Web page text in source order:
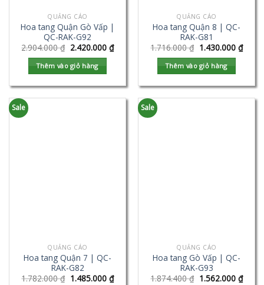
QUẢNG CÁO
Hoa tang Quận Gò Vấp |
QC-RAK-G92
2.904.000₫ 2.420.000 ₫
Thêm vào giỏ hàng
QUẢNG CÁO
Hoa tang Quận 8 | QC-
RAK-G81
1.716.000₫ 1.430.000 ₫
Thêm vào giỏ hàng
Sale
QUẢNG CÁO
Hoa tang Quận 7 | QC-
RAK-G82
1.782.000₫ 1.485.000 ₫
Sale
QUẢNG CÁO
Hoa tang Gò Vấp | QC-
RAK-G93
1.874.400₫ 1.562.000 ₫